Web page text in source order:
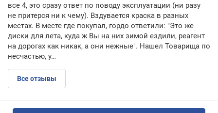
все 4, это сразу ответ по поводу эксплуатации (ни разу
не притерся ни к чему). Вздувается краска в разных
местах. В месте где покупал, гордо ответили: "Это же
диски для лета, куда ж Вы на них зимой ездили, реагент
на дорогах как никак, а они нежные". Нашел Товарища по
несчастью, у…
Все отзывы